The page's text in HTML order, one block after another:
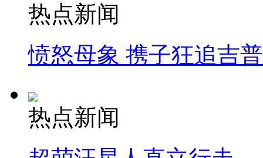
热点新闻
愤怒母象 携子狂追吉
热点新闻